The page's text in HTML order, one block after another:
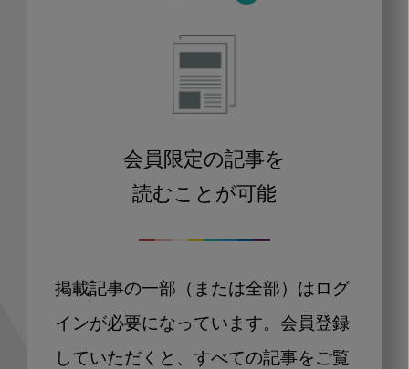
会員限定の記事を
読むことが可能
掲載記事の一部（または全部）はログ
インが必要になっています。会員登録
していただくと、すべての記事をご覧